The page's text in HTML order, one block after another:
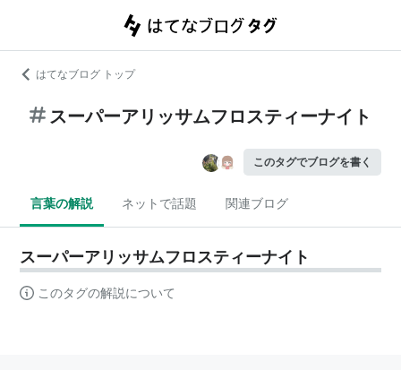
はてなブログ トップ
スーパーアリッサムフロスティーナイト
このタグでブログを書く
言葉の解説 ネットで話題 関連ブログ
スーパーアリッサムフロスティーナイト
このタグの解説について